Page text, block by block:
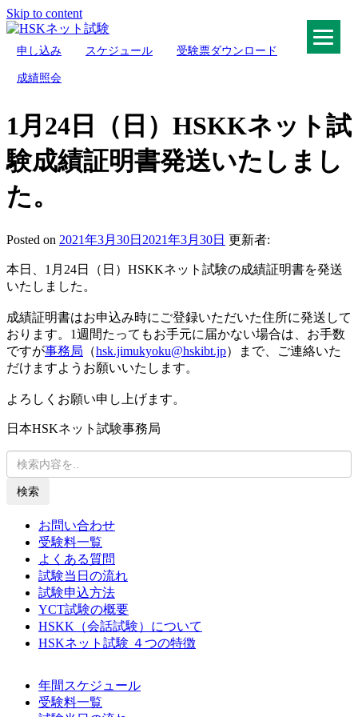
Skip to content
HSKネット試験
申し込み スケジュール 受験票ダウンロード
成績照会
1月24日（日）HSKKネット試
験成績証明書発送いたしまし
た。
Posted on 2021年3月30日 2021年3月30日 更新者:
本日、1月24日（日）HSKKネット試験の成績証明書を発送
いたしました。
成績証明書はお申込み時にご登録いただいた住所に発送して
おります。1週間たってもお手元に届かない場合は、お手数
ですが事務局 （hsk.jimukyoku@hskibt.jp）まで、ご連絡いた
だけますようお願いいたします。
よろしくお願い申し上げます。
日本HSKネット試験事務局
検索
お問い合わせ
受験料一覧
よくある質問
試験当日の流れ
試験申込方法
YCT試験の概要
HSKK（会話試験）について
HSKネット試験 ４つの特徴
年間スケジュール
受験料一覧